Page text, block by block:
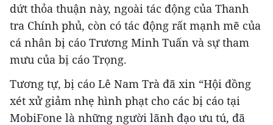
dứt thỏa thuận này, ngoài tác động của Thanh
tra Chính phủ, còn có tác động rất mạnh mẽ của
cá nhân bị cáo Trương Minh Tuấn và sự tham
mưu của bị cáo Trọng.
Tương tự, bị cáo Lê Nam Trà đã xin “Hội đồng
xét xử giảm nhẹ hình phạt cho các bị cáo tại
MobiFone là những người lãnh đạo ưu tú, đã